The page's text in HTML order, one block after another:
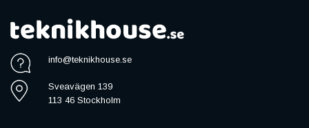
info@teknikhouse.se
Sveavägen 139
113 46 Stockholm